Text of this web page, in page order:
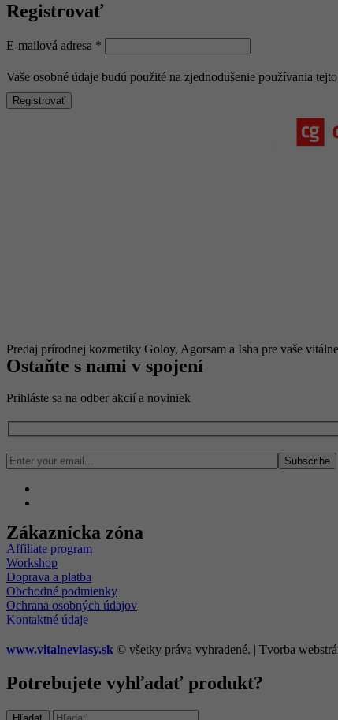
Registrovať
E-mailová adresa *
Vaše osobné údaje budú použité na zjednodušenie používania
Predaj prírodnej kozmetiky Goloy, Agorsam a Isha pre vaše
Ostaňte s nami v spojení
Prihláste sa na odber akcií a noviniek
Zákaznícka zóna
Affiliate program
Workshop
Doprava a platba
Obchodné podmienky
Ochrana osobných údajov
Kontaktné údaje
www.vitalnevlasy.sk © všetky práva vyhradené. | Tvorba
Potrebujete vyhľadať produkt?
Hľadať